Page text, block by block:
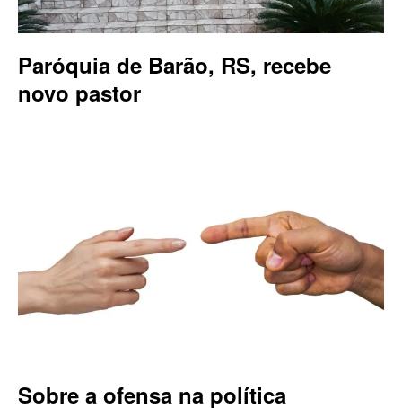
Paróquia de Barão, RS, recebe
novo pastor
Sobre a ofensa na política